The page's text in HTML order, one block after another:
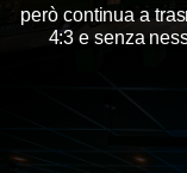
però continua a
4:3 e senza